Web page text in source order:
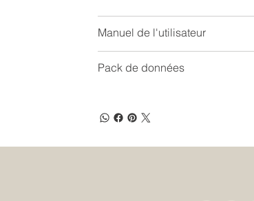
Manuel de l'utilisateur
Pack de données